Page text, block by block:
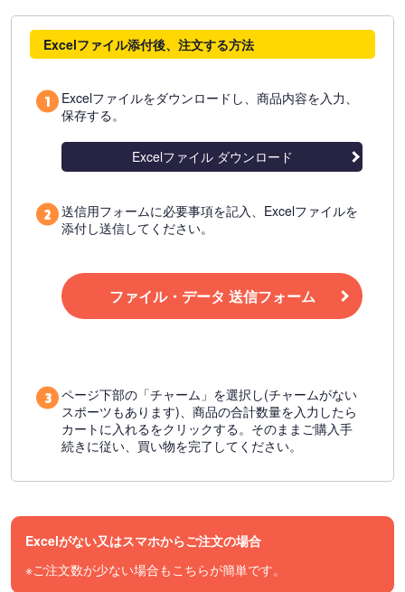
Excelファイル添付後、注文する方法
Excelファイルをダウンロードし、商品内容を入力、
保存する。
Excelファイル ダウンロード
送信用フォームに必要事項を記入、Excelファイルを
添付し送信してください。
ファイル・データ 送信フォーム
ページ下部の「チャーム」を選択し(チャームがない
スポーツもあります)、商品の合計数量を入力したら
カートに入れるをクリックする。そのままご購入手
続きに従い、買い物を完了してください。
Excelがない又はスマホからご注文の場合
※ご注文数が少ない場合もこちらが簡単です。